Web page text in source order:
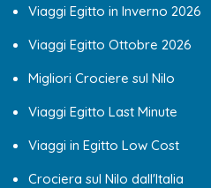
Viaggi Egitto in Inverno 2026
Viaggi Egitto Ottobre 2026
Migliori Crociere sul Nilo
Viaggi Egitto Last Minute
Viaggi in Egitto Low Cost
Crociera sul Nilo dall'Italia